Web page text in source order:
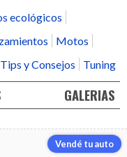
ecológicos
Motos
Tips y Consejos Tuning
GALERIAS
Vendé tu auto